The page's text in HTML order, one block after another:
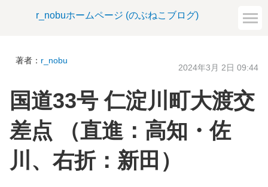
r_nobuホームページ (のぶねこブログ)
著者： r_nobu
2024年3月 2日 09:44
国道33号 仁淀川町大渡交
差点 （直進：高知・佐
川、右折：新田）